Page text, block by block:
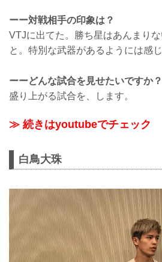
ーー対戦相手の印象は？
VTJに出てた。勝ち星はあんまり
と。特別な武器があるようには感じ
ーーどんな試合を見せたいですか？
盛り上がる試合を、します。
≫ 続きはyoutubeでチェック
白鳥大珠